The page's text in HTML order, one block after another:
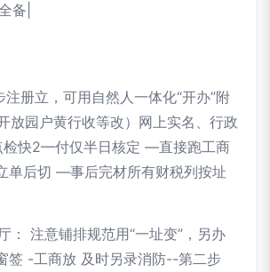
备|
注册立，可用自然人一体化“开办”附
放园户黄行收等改）网上实名、行政
检快2—付仅半日核定 —直接跑工商
单后切 —事后完材所有财税列按址
： 注意铺排规范用“一址变”，另办
签 -工商放 及时另录消防--第二步